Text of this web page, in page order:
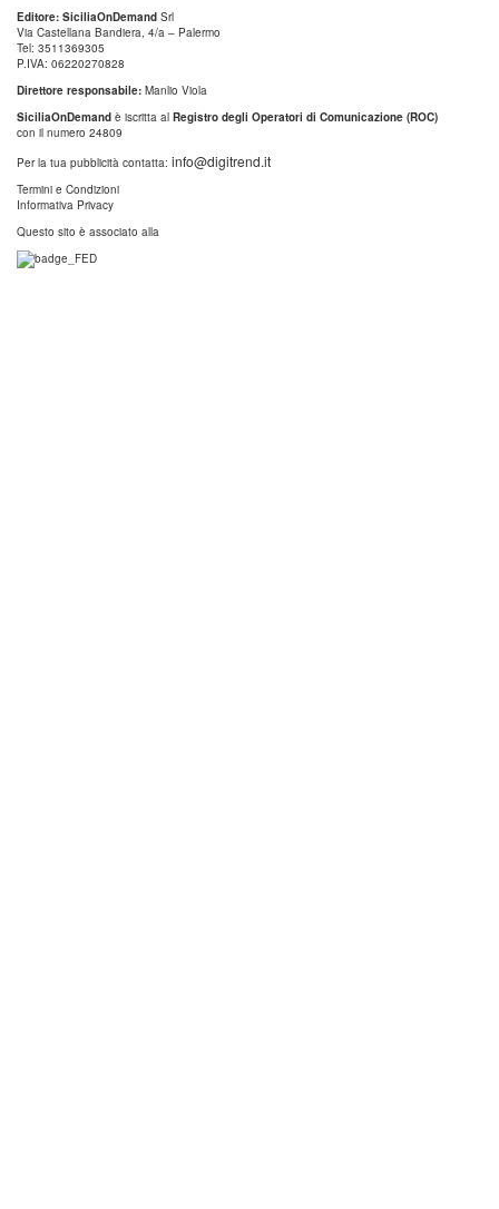
Editore: SiciliaOnDemand Srl
Via Castellana Bandiera, 4/a – Palermo
Tel: 3511369305
P.IVA: 06220270828
Direttore responsabile: Manlio Viola
SiciliaOnDemand è iscritta al Registro degli Operatori di Comunicazione (ROC)
con il numero 24809
Per la tua pubblicità contatta: info@digitrend.it
Termini e Condizioni
Informativa Privacy
Questo sito è associato alla